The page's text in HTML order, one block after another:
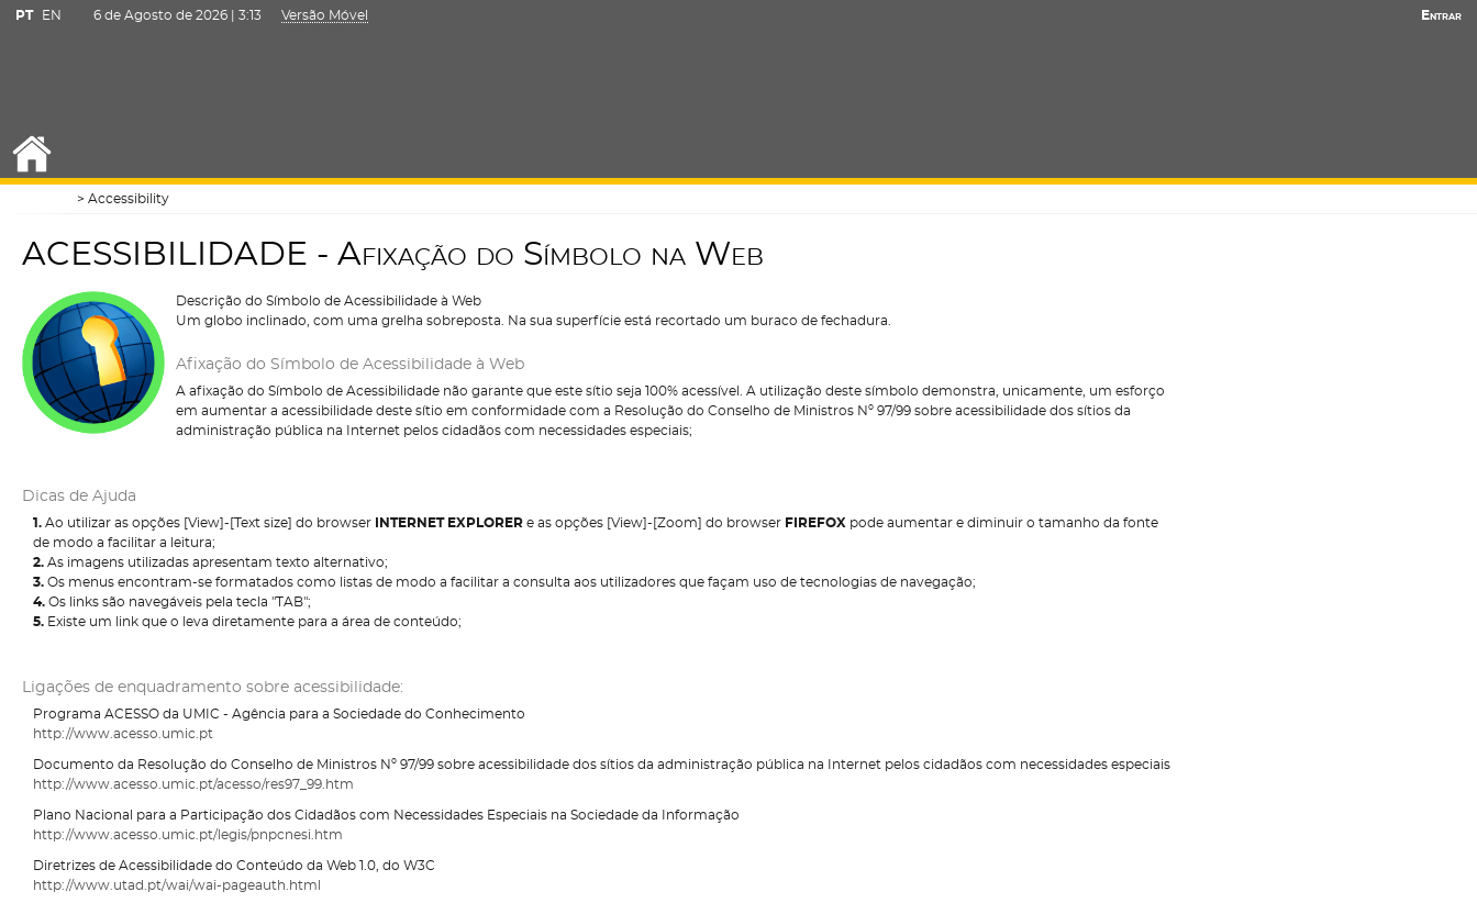
PT EN 6 de Agosto de 2026 | 3:13 Versão Móvel Entrar
Accessibility
AC ESS B L DAD E - Afixação do Símbolo na Web
Descrição do Símbolo de Acessibilidade à Web
Um globo inclinado, com uma grelha sobreposta. Na sua superfície está recortado um buraco de fechadura.
Afixação do Símbolo de Acessibilidade à Web
A afixação do Símbolo de Acessibilidade não garante que este sítio seja 100% acessível. A utilização deste símbolo demonstra, unicamente, um esforço
em aumentar a acessibilidade deste sítio em conformidade com a Resolução do Conselho de Ministros Nº 97/99 sobre acessibilidade dos sítios da
administração pública na Internet pelos cidadãos com necessidades especiais;
Dicas de Ajuda
1. Ao utilizar as opções [View]-[Text size] do browser INTERNET EXPLORER e as opções [View]-[Zoom] do browser FIREFOX pode aumentar e diminuir o tamanho da fonte
de modo a facilitar a leitura;
2. As imagens utilizadas apresentam texto alternativo;
3. Os menus encontram-se formatados como listas de modo a facilitar a consulta aos utilizadores que façam uso de tecnologias de navegação;
4. Os links são navegáveis pela tecla "TAB";
5. Existe um link que o leva diretamente para a área de conteúdo;
Ligações de enquadramento sobre acessibilidade:
Programa ACESSO da UMIC - Agência para a Sociedade do Conhecimento
http://www.acesso.umic.pt
Documento da Resolução do Conselho de Ministros Nº 97/99 sobre acessibilidade dos sítios da administração pública na Internet pelos cidadãos com necessidades especiais
http://www.acesso.umic.pt/acesso/res97_99.htm
Plano Nacional para a Participação dos Cidadãos com Necessidades Especiais na Sociedade da Informação
http://www.acesso.umic.pt/legis/pnpcnesi.htm
Diretrizes de Acessibilidade do Conteúdo da Web 1.0, do W3C
http://www.utad.pt/wai/wai-pageauth.html